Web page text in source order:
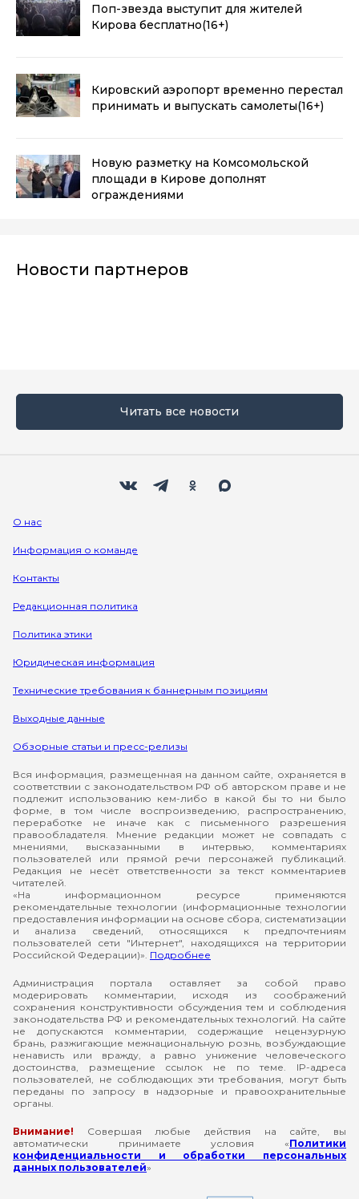
Поп-звезда выступит для жителей
Кирова бесплатно(16+)
Кировский аэропорт временно перестал
принимать и выпускать самолеты(16+)
Новую разметку на Комсомольской
площади в Кирове дополнят
ограждениями
Новости партнеров
Читать все новости
О нас
Информация о команде
Контакты
Редакционная политика
Политика этики
Юридическая информация
Технические требования к баннерным позициям
Выходные данные
Обзорные статьи и пресс-релизы
Вся информация, размещенная на данном сайте, охраняется в
соответствии с законодательством РФ об авторском праве и не
подлежит использованию кем-либо в какой бы то ни было
форме, в том числе воспроизведению, распространению,
переработке не иначе как с письменного разрешения
правообладателя. Мнение редакции может не совпадать с
мнениями, высказанными в интервью, комментариях
пользователей или прямой речи персонажей публикаций.
Редакция не несёт ответственности за текст комментариев
читателей.
«На информационном ресурсе применяются
рекомендательные технологии (информационные технологии
предоставления информации на основе сбора, систематизации
и анализа сведений, относящихся к предпочтениям
пользователей сети "Интернет", находящихся на территории
Российской Федерации)». Подробнее
Администрация портала оставляет за собой право
модерировать комментарии, исходя из соображений
сохранения конструктивности обсуждения тем и соблюдения
законодательства РФ и рекомендательных технологий. На сайте
не допускаются комментарии, содержащие нецензурную
брань, разжигающие межнациональную рознь, возбуждающие
ненависть или вражду, а равно унижение человеческого
достоинства, размещение ссылок не по теме. IP-адреса
пользователей, не соблюдающих эти требования, могут быть
переданы по запросу в надзорные и правоохранительные
органы.
Внимание! Совершая любые действия на сайте, вы
автоматически принимаете условия «Политики
конфиденциальности и обработки персональных
данных пользователей»